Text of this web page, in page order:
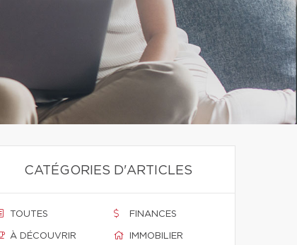
CATÉGORIES D'ARTICLES
TOUTES
À DÉCOUVRIR
FINANCES
IMMOBILIER